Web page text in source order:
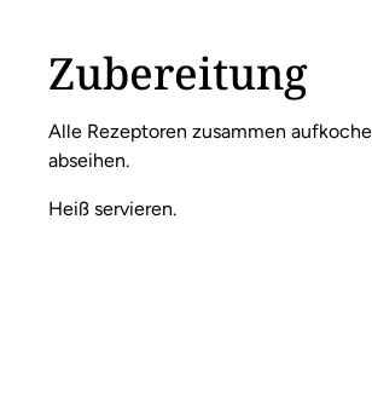
Zubereitung
Alle Rezeptoren zusammen
abseihen.
Heiß servieren.